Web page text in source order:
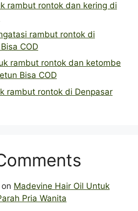
rambut rontok dan kering di
rambut rontok di
COD
rambut rontok dan ketombe
Bisa COD
rambut rontok di Denpasar
on Madevine Hair Oil Untuk
Pria Wanita